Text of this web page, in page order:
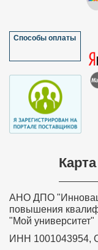
Способы оплаты
АНО ДПО
повышения
"Мой университет"
ИНН 1001043954,